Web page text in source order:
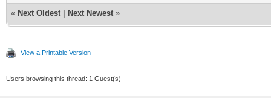
« Next Oldest Next Newest »
View a Printable Version
Users browsing this thread: 1 Guest(s)